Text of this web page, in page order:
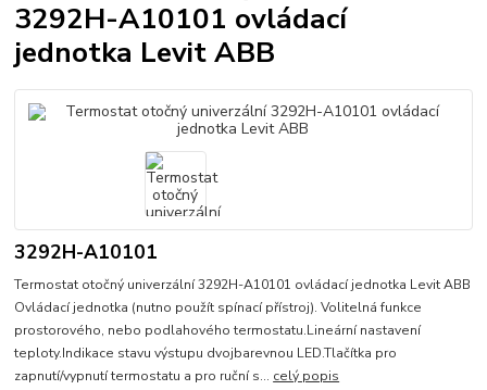
3292H-A10101 ovládací
jednotka Levit ABB
3292H-A10101
Termostat otočný univerzální 3292H-A10101 ovládací jednotka Levit ABB
Ovládací jednotka (nutno použít spínací přístroj). Volitelná funkce
prostorového, nebo podlahového termostatu.Lineární nastavení
teploty.Indikace stavu výstupu dvojbarevnou LED.Tlačítka pro
zapnutí/vypnutí termostatu a pro ruční s... celý popis